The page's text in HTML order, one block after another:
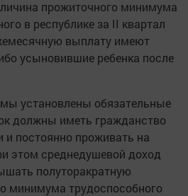
прожиточного минимума
в республике за II квартал
выплату имеют
усыновившие ребенка после
установлены обязательные
должны иметь гражданство
и постоянно проживать на
этом среднедушевой доход
полуторакратную
минимума трудоспособного